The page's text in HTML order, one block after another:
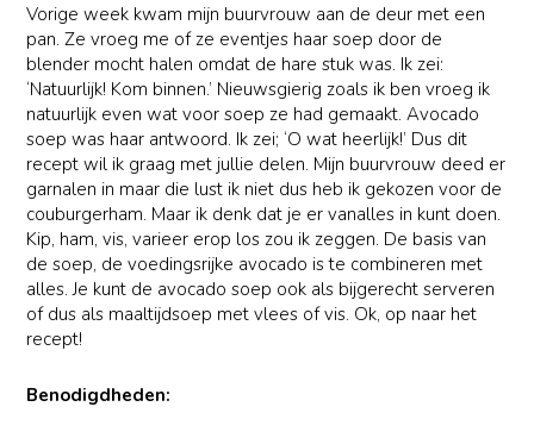
Vorige week kwam mijn buurvrouw aan de deur met een
pan. Ze vroeg me of ze eventjes haar soep door de
blender mocht halen omdat de hare stuk was. Ik zei:
‘Natuurlijk! Kom binnen.’ Nieuwsgierig zoals ik ben vroeg ik
natuurlijk even wat voor soep ze had gemaakt. Avocado
soep was haar antwoord. Ik zei; ‘O wat heerlijk!’ Dus dit
recept wil ik graag met jullie delen. Mijn buurvrouw deed er
garnalen in maar die lust ik niet dus heb ik gekozen voor de
couburgerham. Maar ik denk dat je er vanalles in kunt doen.
Kip, ham, vis, varieer erop los zou ik zeggen. De basis van
de soep, de voedingsrijke avocado is te combineren met
alles. Je kunt de avocado soep ook als bijgerecht serveren
of dus als maaltijdsoep met vlees of vis. Ok, op naar het
recept!
Benodigdheden: